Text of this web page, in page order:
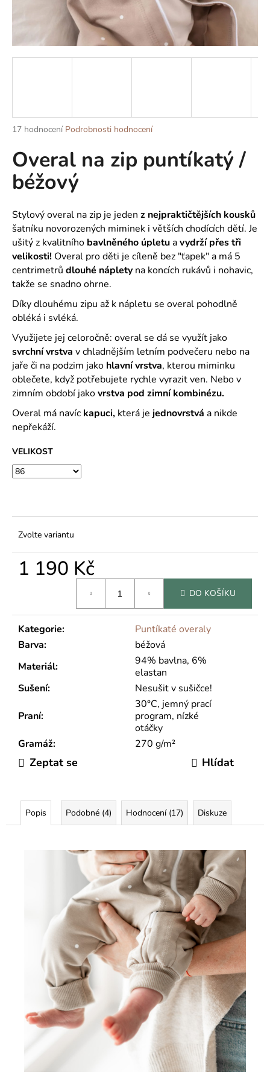
Průměrné
produktu
je
5,0
z
hvězdiček.
17 hodnocení Podrobnosti hodnocení
Overal na zip puntíkatý /
béžový
Stylový overal na zip je jeden z nejpraktičtějších kousků
šatníku novorozených miminek i větších chodících dětí. Je
ušitý z kvalitního bavlněného úpletuavydrží přes tři
velikosti! Overal pro děti je cíleně bez "ťapek" a má 5
centrimetrů dlouhé náplety na koncích rukávů i nohavic,
takže se snadno ohrne.
Díky dlouhému zipu až k nápletu se overal pohodlně
obléká i svléká.
Využijete jej celoročně: overal se dá se využít jako
svrchní vrstva v chladnějším letním podvečeru nebo na
jaře či na podzim jako hlavní vrstva, kterou miminku
oblečete, když potřebujete rychle vyrazit ven. Nebo v
zimním období jakovrstva pod zimní kombinézu.
Overal má navíc kapuci, která je jednovrstvá a nikde
nepřekáží.
VELIKOST
Zvolte variantu
1 190 Kč
DO KOŠÍKU
Kategorie:
Puntíkaté overaly
Barva:
béžová
Materiál:
94% bavlna, 6%
elastan
Sušení: Nesušit v sušičce!
Praní:
30°C, jemný prací
program, nízké
otáčky
Gramáž: 270 g/m²
Zeptat se Hlídat
Popis Podobné (4) Hodnocení (17) Diskuze
í
t
D
p
o
r
u
č
u
j
e
m
e